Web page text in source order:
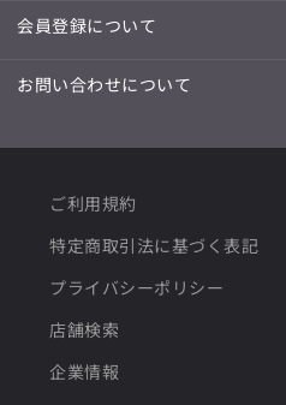
会員登録について
お問い合わせについて
ご利用規約
特定商取引法に基づく表記
プライバシーポリシー
店舗検索
企業情報